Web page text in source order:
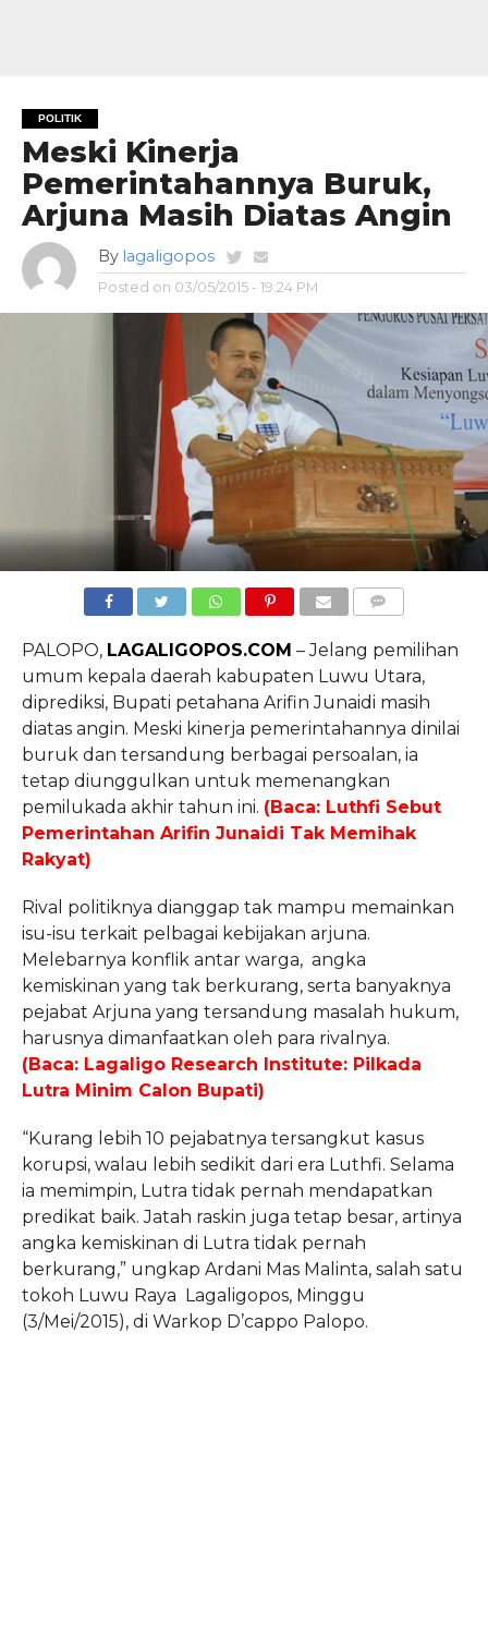
POLITIK
Meski Kinerja
Pemerintahannya Buruk,
Arjuna Masih Diatas Angin
By lagaligopos
Posted on 03/05/2015 - 19:24 PM
PALOPO, LAGALIGOPOS.COM – Jelang pemilihan
umum kepala daerah kabupaten Luwu Utara,
diprediksi, Bupati petahana Arifin Junaidi masih
diatas angin. Meski kinerja pemerintahannya dinilai
buruk dan tersandung berbagai persoalan, ia
tetap diunggulkan untuk memenangkan
pemilukada akhir tahun ini. (Baca: Luthfi Sebut
Pemerintahan Arifin Junaidi Tak Memihak
Rakyat)
Rival politiknya dianggap tak mampu memainkan
isu-isu terkait pelbagai kebijakan arjuna.
Melebarnya konflik antar warga, angka
kemiskinan yang tak berkurang, serta banyaknya
pejabat Arjuna yang tersandung masalah hukum,
harusnya dimanfaatkan oleh para rivalnya.
(Baca: Lagaligo Research Institute: Pilkada
Lutra Minim Calon Bupati)
“Kurang lebih 10 pejabatnya tersangkut kasus
korupsi, walau lebih sedikit dari era Luthfi. Selama
ia memimpin, Lutra tidak pernah mendapatkan
predikat baik. Jatah raskin juga tetap besar, artinya
angka kemiskinan di Lutra tidak pernah
berkurang,” ungkap Ardani Mas Malinta, salah satu
tokoh Luwu Raya Lagaligopos, Minggu
(3/Mei/2015), di Warkop D’cappo Palopo.